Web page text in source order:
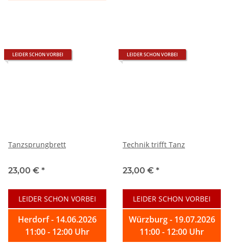
LEIDER SCHON VORBEI
Tanzsprungbrett
23,00 € *
LEIDER SCHON VORBEI
Herdorf - 14.06.2026
11:00 - 12:00 Uhr
LEIDER SCHON VORBEI
Technik trifft Tanz
23,00 € *
LEIDER SCHON VORBEI
Würzburg - 19.07.2026
11:00 - 12:00 Uhr